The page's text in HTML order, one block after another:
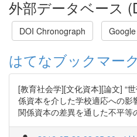
外部データベース
DOI Chronograph
はてなブックマーク
[教育社会学][文化資本][論文] “
係資本を介した学校適応への
関係資本の差異を通した不平等